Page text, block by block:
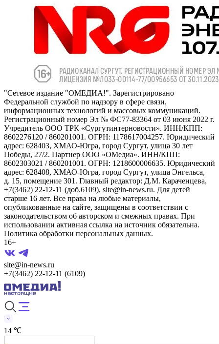
"Сетевое издание "ОМЕДИА!". Зарегистрировано
Федеральной службой по надзору в сфере связи,
информационных технологий и массовых коммуникаций.
Регистрационный номер Эл № ФС77-83364 от 03 июня 2022 г.
Учредитель ООО ТРК «Сургутинтерновости». ИНН/КПП:
8602276120 / 860201001. ОГРН: 1178617004257. Юридический
адрес: 628403, ХМАО-Югра, город Сургут, улица 30 лет
Победы, 27/2. Партнер ООО «ОМедиа». ИНН/КПП:
8602303021 / 860201001. ОГРН: 1218600006635. Юридический
адрес: 628408, ХМАО-Югра, город Сургут, улица Энгельса,
д. 15, помещение 301. Главный редактор: Д.М. Караченцева,
+7(3462) 22-12-11 (доб.6109), site@in-news.ru. Для детей
старше 16 лет. Все права на любые материалы,
опубликованные на сайте, защищены в соответствии с
законодательством об авторском и смежных правах. При
использовании активная ссылка на источник обязательна.
Политика обработки персональных данных.
16+
site@in-news.ru
+7(3462) 22-12-11 (6109)
14 ℃